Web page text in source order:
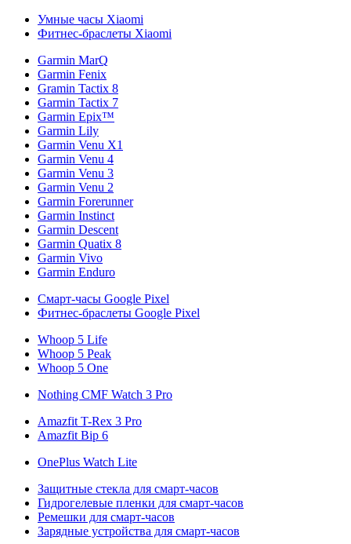
Умные часы Xiaomi
Фитнес-браслеты Xiaomi
Garmin MarQ
Garmin Fenix
Gramin Tactix 8
Garmin Tactix 7
Garmin Epix™
Garmin Lily
Garmin Venu X1
Garmin Venu 4
Garmin Venu 3
Garmin Venu 2
Garmin Forerunner
Garmin Instinct
Garmin Descent
Garmin Quatix 8
Garmin Vivo
Garmin Enduro
Смарт-часы Google Pixel
Фитнес-браслеты Google Pixel
Whoop 5 Life
Whoop 5 Peak
Whoop 5 One
Nothing CMF Watch 3 Pro
Amazfit T-Rex 3 Pro
Amazfit Bip 6
OnePlus Watch Lite
Защитные стекла для смарт-часов
Гидрогелевые пленки для смарт-часов
Ремешки для смарт-часов
Зарядные устройства для смарт-часов